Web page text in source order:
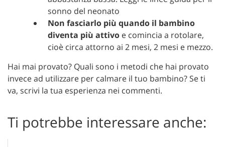
sonno del neonato
Non fasciarlo più quando il bambino
diventa più attivo e comincia a rotolare,
cioè circa attorno ai 2 mesi, 2 mesi e mezzo.
Hai mai provato? Quali sono i metodi che hai provato
invece ad utilizzare per calmare il tuo bambino? Se ti
va, scrivi la tua esperienza nei commenti.
Ti potrebbe interessare anche: